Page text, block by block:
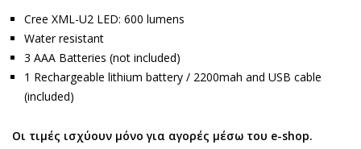
Cree XML-U2 LED: 600 lumens
Water resistant
3 AAA Batteries (not included)
1 Rechargeable lithium battery / 2200mah and USB cable
(included)
Οι τιμές ισχύουν μόνο για αγορές μέσω του e-shop.